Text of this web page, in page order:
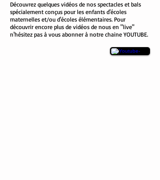
Découvrez quelques vidéos de nos spectacles et bals
spécialement conçus pour les enfants d'écoles
maternelles et/ou d'écoles élémentaires. Pour
découvrir encore plus de vidéos de nous en "live"
n'hésitez pas à vous abonner à notre chaine YOUTUBE.